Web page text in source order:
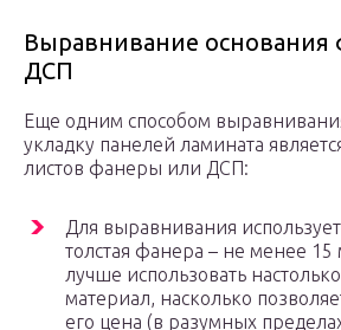
Выравнивание основания
ДСП
Еще одним способом
укладку панелей ламината
листов фанеры или ДСП:
Для выравнивания
толстая фанера – не менее
лучше использовать
материал, насколько
его цена (в разумных